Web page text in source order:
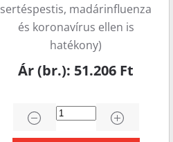
sertéspestis, madárinfluenza
és koronavírus ellen is
hatékony)
Ár (br.): 51.206 Ft